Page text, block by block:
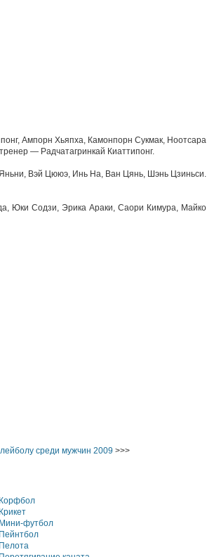
Ампорн Хьяпха, Камонпорн Сукмак, Ноотсара
— Радчатагринкай Киаттипонг.
Вэй Цююэ, Инь На, Ван Цянь, Шэнь Цзиньси.
Юки Содзи, Эрика Араки, Саори Кимура, Майко
среди мужчин 2009 >>>
Корфбол
Крикет
Мини-футбол
Пейнтбол
Пелота